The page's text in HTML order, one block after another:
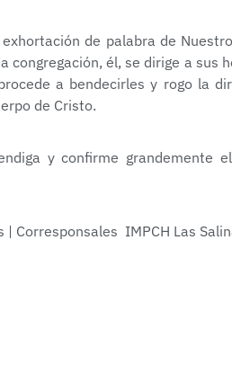
de palabra de
congregación, él, se dirige a sus
a bendecirles y rogo la
de Cristo.
y confirme grandemente
Corresponsales IMPCH Las